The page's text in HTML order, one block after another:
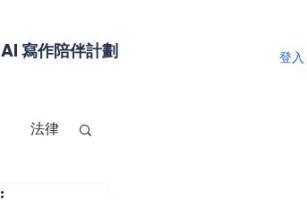
AI 寫作陪伴計劃 登入
法律